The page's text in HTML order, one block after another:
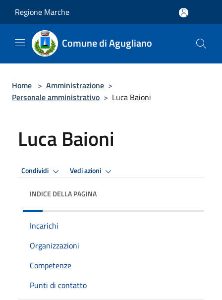
Regione Marche
Comune di Agugliano
Home > Amministrazione >
Personale amministrativo > Luca Baioni
Luca Baioni
Condividi Vedi azioni
INDICE DELLA PAGINA
Incarichi
Organizzazioni
Competenze
Punti di contatto